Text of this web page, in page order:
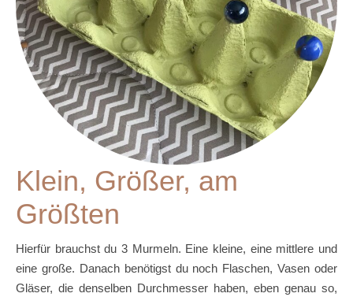
Klein, Größer, am
Größten
Hierfür brauchst du 3 Murmeln. Eine kleine, eine mittlere und
eine große. Danach benötigst du noch Flaschen, Vasen oder
Gläser, die denselben Durchmesser haben, eben genau so,